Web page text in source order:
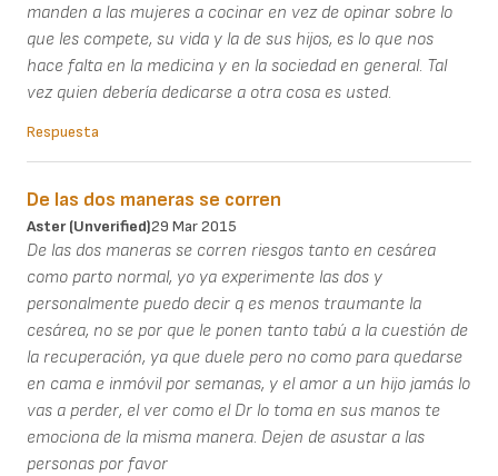
manden a las mujeres a cocinar en vez de opinar sobre lo
que les compete, su vida y la de sus hijos, es lo que nos
hace falta en la medicina y en la sociedad en general. Tal
vez quien debería dedicarse a otra cosa es usted.
Respuesta
De las dos maneras se corren
Aster (unverified)29 Mar 2015
De las dos maneras se corren riesgos tanto en cesárea
como parto normal, yo ya experimente las dos y
personalmente puedo decir q es menos traumante la
cesárea, no se por que le ponen tanto tabú a la cuestión de
la recuperación, ya que duele pero no como para quedarse
en cama e inmóvil por semanas, y el amor a un hijo jamás lo
vas a perder, el ver como el Dr lo toma en sus manos te
emociona de la misma manera. Dejen de asustar a las
personas por favor